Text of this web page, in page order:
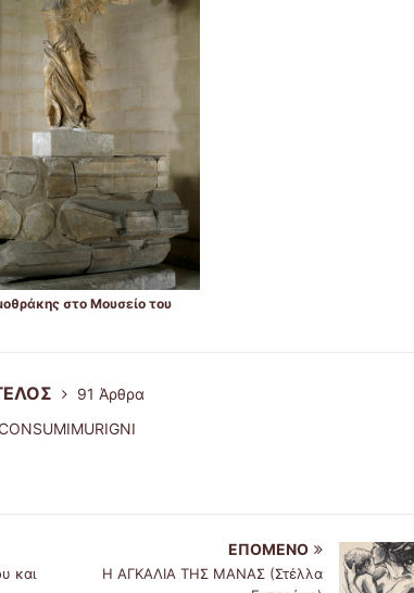
στο Μουσείο του
91 Άρθρα
και
ΕΠΌΜΕΝΟ
Η ΑΓΚΑΛΙΑ ΤΗΣ ΜΑΝΑΣ (Στέλλα